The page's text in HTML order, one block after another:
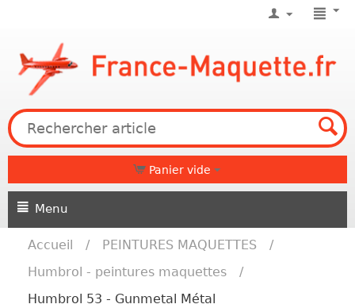
Panier vide
Menu
Accueil / PEINTURES MAQUETTES
/
Humbrol - peintures maquettes
/
Humbrol 53 - Gunmetal Métal